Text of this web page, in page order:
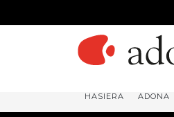
HASIERA ADONA